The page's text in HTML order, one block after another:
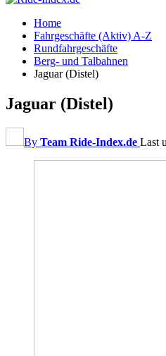
Home
Fahrgeschäfte (Aktiv) A-Z
Rundfahrgeschäfte
Berg- und Talbahnen
Jaguar (Distel)
Jaguar (Distel)
By Team Ride-Index.de Last